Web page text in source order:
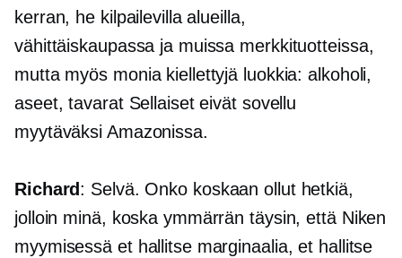
kerran, he kilpailevilla alueilla,
vähittäiskaupassa ja muissa merkkituotteissa,
mutta myös monia kiellettyjä luokkia: alkoholi,
aseet, tavarat Sellaiset eivät sovellu
myytäväksi Amazonissa.
Richard: Selvä. Onko koskaan ollut hetkiä,
jolloin minä, koska ymmärrän täysin, että Niken
myymisessä et hallitse marginaalia, et hallitse